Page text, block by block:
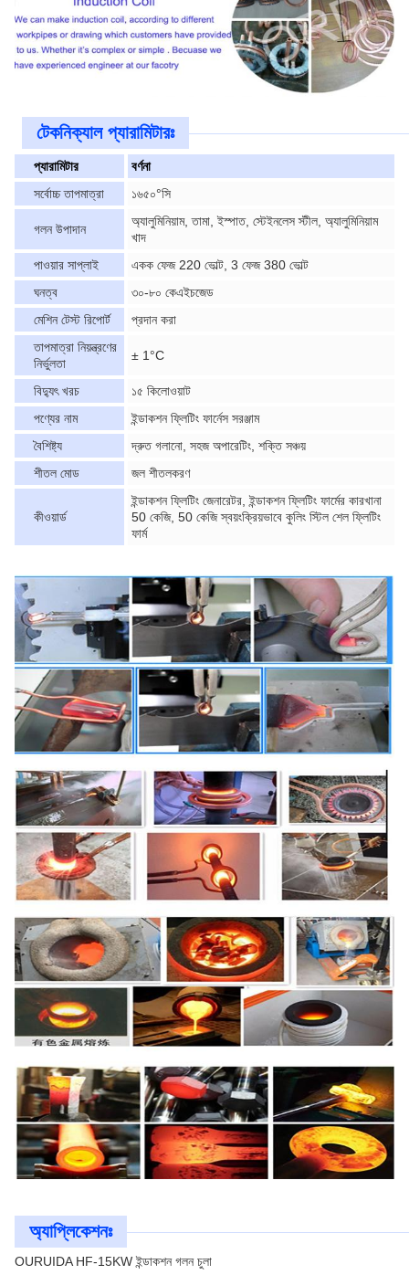
টেকনিক্যাল প্যারামিটারঃ
প্যারামিটার
বর্ণনা
সর্বোচ্চ তাপমাত্রা
১৬৫০°সি
গলন উপাদান
অ্যালুমিনিয়াম, তামা, ইস্পাত, স্টেইনলেস স্টীল, অ্যালুমিনিয়াম
খাদ
পাওয়ার সাপ্লাই
একক ফেজ 220 ভোল্ট, 3 ফেজ 380 ভোল্ট
ঘনত্ব
৩০-৮০ কেএইচজেড
মেশিন টেস্ট রিপোর্ট
প্রদান করা
তাপমাত্রা নিয়ন্ত্রণের
নির্ভুলতা
± 1°C
বিদ্যুৎ খরচ
১৫ কিলোওয়াট
পণ্যের নাম
ইন্ডাকশন ফ্লিটিং ফার্নেস সরঞ্জাম
বৈশিষ্ট্য
দ্রুত গলানো, সহজ অপারেটিং, শক্তি সঞ্চয়
শীতল মোড
জল শীতলকরণ
কীওয়ার্ড
ইন্ডাকশন ফ্লিটিং জেনারেটর, ইন্ডাকশন ফ্লিটিং ফার্মের কারখানা
50 কেজি, 50 কেজি স্বয়ংক্রিয়ভাবে কুলিং স্টিল শেল ফ্লিটিং
ফার্ম
অ্যাপ্লিকেশনঃ
OURUIDA HF-15KW ইন্ডাকশন গলন চুলা